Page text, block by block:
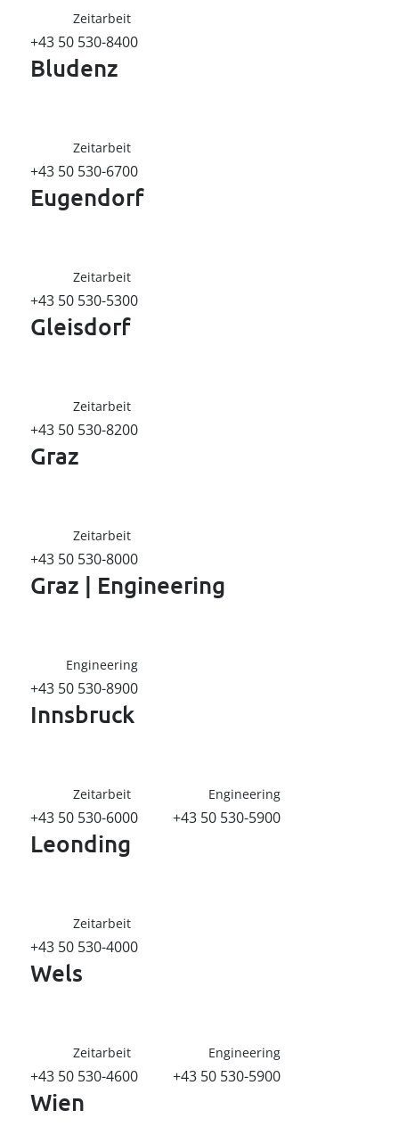
----
----
----
--
Zeitarbeit
+43 50 530-8400
Bludenz
Zeitarbeit
+43 50 530-6700
Eugendorf
Zeitarbeit
+43 50 530-5300
Gleisdorf
Zeitarbeit
+43 50 530-8200
Graz
Zeitarbeit
+43 50 530-8000
Graz | Engineering
Engineering
+43 50 530-8900
Innsbruck
Zeitarbeit
+43 50 530-6000
Engineering
+43 50 530-5900
Leonding
Zeitarbeit
+43 50 530-4000
Wels
Zeitarbeit
+43 50 530-4600
Engineering
+43 50 530-5900
Wien